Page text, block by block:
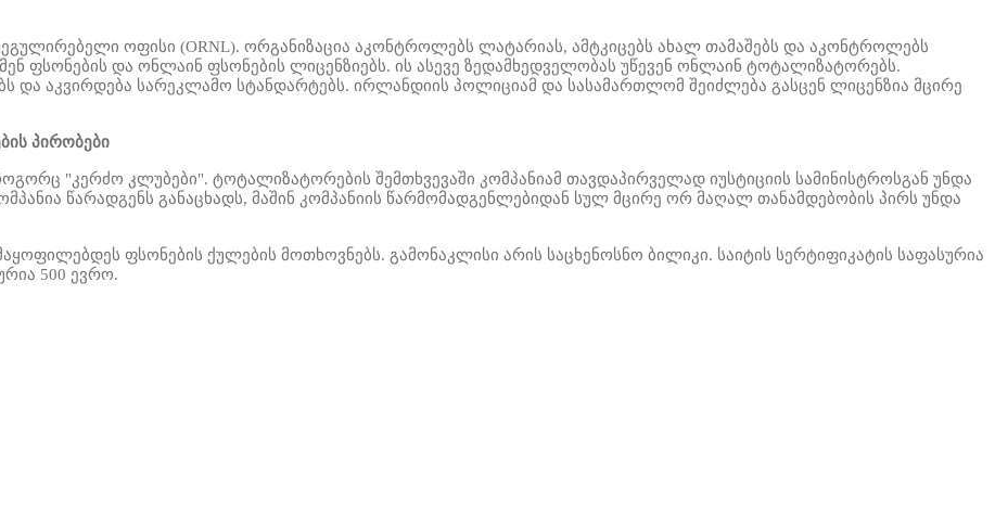
ოფისი (ORNL). ორგანიზაცია აკონტროლებს ლატარიას, ამტკიცებს ახალ თამაშებს და აკონტროლებს
ფსონების და ონლაინ ფსონების ლიცენზიებს. ის ასევე ზედამხედველობას უწევენ ონლაინ ტოტალიზატორებს.
და აკვირდება სარეკლამო სტანდარტებს. ირლანდიის პოლიციამ და სასამართლომ შეიძლება გასცენ ლიცენზია მცირე
პირობები
"კერძო კლუბები". ტოტალიზატორების შემთხვევაში კომპანიამ თავდაპირველად იუსტიციის სამინისტროსგან უნდა
წარადგენს განაცხადს, მაშინ კომპანიის წარმომადგენლებიდან სულ მცირე ორ მაღალ თანამდებობის პირს უნდა
ფსონების ქულების მოთხოვნებს. გამონაკლისი არის საცხენოსნო ბილიკი. საიტის სერტიფიკატის საფასურია
500 ევრო.